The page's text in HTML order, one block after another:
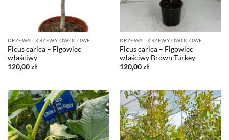
DRZEWA I KRZEWY OWOCOWE
Ficus carica – Figowiec
właściwy
120,00zł
DRZEWA I KRZEWY OWOCOWE
Ficus carica – Figowiec
właściwy Brown Turkey
120,00zł